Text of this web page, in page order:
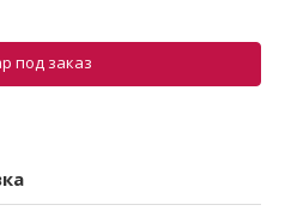
под заказ